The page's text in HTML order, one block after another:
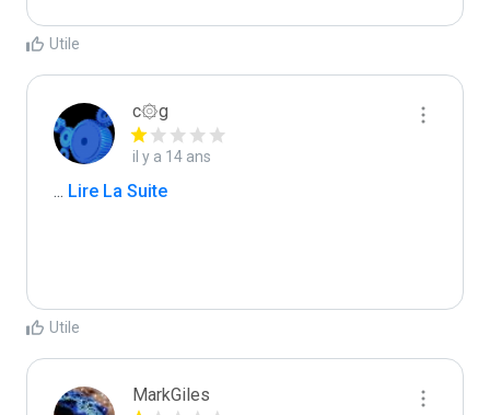
Utile
c۞g
il y a 14 ans
... Lire La Suite
Utile
MarkGiles